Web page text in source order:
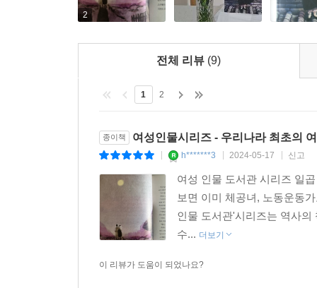
주룡은 고된 환경에서 적은 돈을 받으며 힘들게
고무공장 사장들은 공장 직원들의 임금을 깎으려
임금 삭감에 반대하는 시위를 했지요.
그러던 어느 날, 평원고무공장 사장이 일방적으로
없다고 생각했어요. 주룡은 여공 파업단을 꾸려
우리나라 최초의 고공 시위, 을밀대 지붕 위 노동
“내가 권리를 포기해서 다른 사람에게까지 피해를
여공들은 끝까지 버텼지만 사장은 일본 경찰을
흩어졌지요. 하지만 주룡은 포기하지 않고 홀로
2
전체 리뷰 (9)
1 2
종이책 여성인물시리즈 - 우리나라 최초의
h*******3 2024-05-17 신고
여성 인물 도서관 시리즈 일
보면 이미 체공녀, 노동운동
인물 도서관'시리즈는 역사
수... 더보기
이 리뷰가 도움이 되었나요?